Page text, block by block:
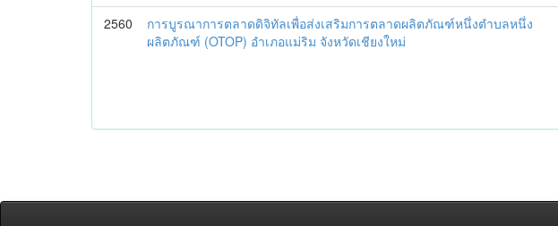
2560
การบูรณาการตลาดดิจิทัลเพื่อส่งเสริมการตลาดผลิตภัณฑ์หนึ่งตำบลหนึ่ง
ผลิตภัณฑ์ (OTOP) อำเภอแม่ริม จังหวัดเชียงใหม่